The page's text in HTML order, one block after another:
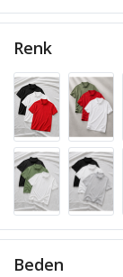
Renk
Beden